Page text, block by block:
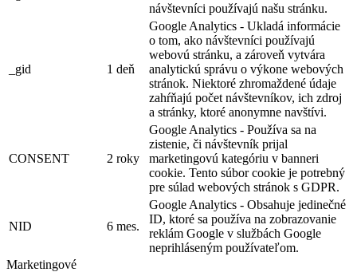
návštevníci používajú našu stránku.
_gid 1 deň
Google Analytics - Ukladá informácie
o tom, ako návštevníci používajú
webovú stránku, a zároveň vytvára
analytickú správu o výkone webových
stránok. Niektoré zhromaždené údaje
zahŕňajú počet návštevníkov, ich zdroj
a stránky, ktoré anonymne navštívi.
CONSENT 2 roky
Google Analytics - Používa sa na
zistenie, či návštevník prijal
marketingovú kategóriu v banneri
cookie. Tento súbor cookie je potrebný
pre súlad webových stránok s GDPR.
NID 6 mes.
Google Analytics - Obsahuje jedinečné
ID, ktoré sa používa na zobrazovanie
reklám Google v službách Google
neprihláseným používateľom.
Marketingové